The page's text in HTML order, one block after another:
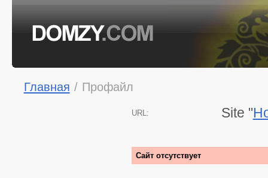
Главная / Профайл
URL: Site "
Сайт отсутствует